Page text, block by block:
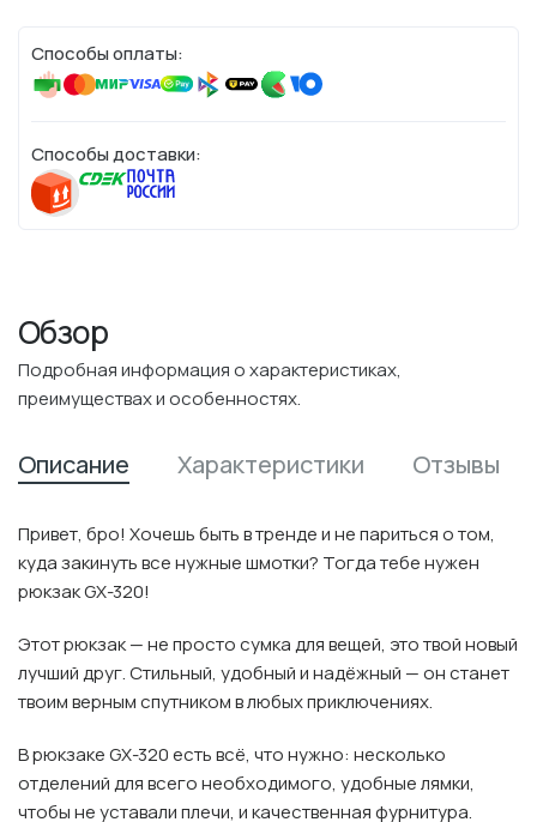
Способы оплаты:
Способы доставки:
Обзор
Подробная информация о характеристиках,
преимуществах и особенностях.
Описание Характеристики Отзывы
Привет, бро! Хочешь быть в тренде и не париться о том,
куда закинуть все нужные шмотки? Тогда тебе нужен
рюкзак GX-320!
Этот рюкзак — не просто сумка для вещей, это твой новый
лучший друг. Стильный, удобный и надёжный — он станет
твоим верным спутником в любых приключениях.
В рюкзаке GX-320 есть всё, что нужно: несколько
отделений для всего необходимого, удобные лямки,
чтобы не уставали плечи, и качественная фурнитура.